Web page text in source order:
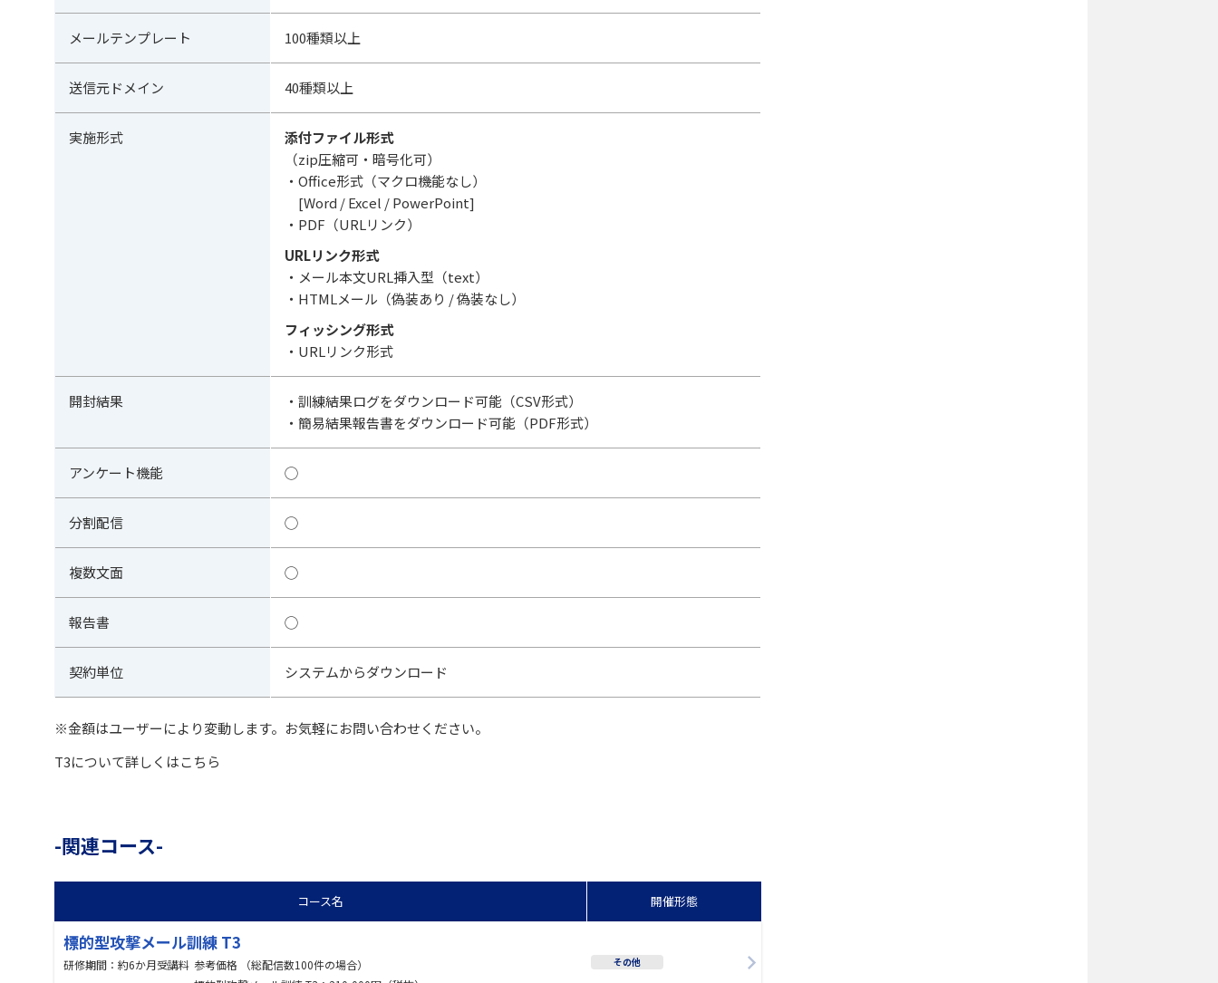
メールテンプレート 100種類以上
送信元ドメイン 40種類以上
実施形式
添付ファイル形式
（zip圧縮可・暗号化可）
・Office形式（マクロ機能なし）
[Word / Excel / PowerPoint]
・PDF（URLリンク）
URLリンク形式
・メール本文URL挿入型（text）
・HTMLメール（偽装あり / 偽装なし）
フィッシング形式
・URLリンク形式
開封結果
・訓練結果ログをダウンロード可能（CSV形式）
・簡易結果報告書をダウンロード可能（PDF形式）
アンケート機能 ◯
分割配信 ◯
複数文面 ◯
報告書 ◯
契約単位 システムからダウンロード
※金額はユーザーにより変動します。お気軽にお問い合わせください。
T3について詳しくはこちら
関連コース
コース名 開催形態
標的型攻撃メール訓練 T3
研修期間： 約6か月受講料 参考価格 （総配信数100件の場合）
その他